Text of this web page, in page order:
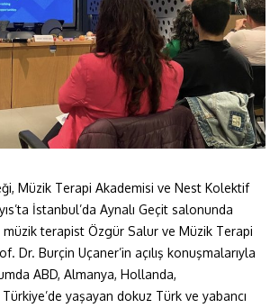
Müzik Terapi Akademisi ve Nest Kolektif
İstanbul’da Aynalı Geçit salonunda
terapist Özgür Salur ve Müzik Terapi
Dr. Burçin Uçaner’in açılış konuşmalarıyla
ABD, Almanya, Hollanda,
yaşayan dokuz Türk ve yabancı